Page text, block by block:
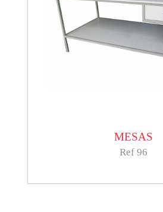
MESAS
Ref 96